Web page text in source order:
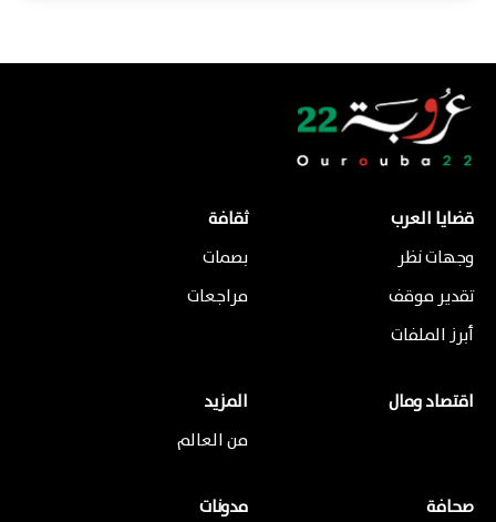
قضايا العرب
وجهات نظر
تقدير موقف
أبرز الملفات
ثقافة
بصمات
مراجعات
اقتصاد ومال
المزيد
من العالم
صحافة
مدونات